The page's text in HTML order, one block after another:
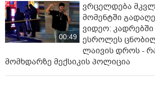
00:49
ვრცელდება
მომენტში
ვიდეო:
ესროლეს
ლაივის დროს -
მომხდარზე მექსიკის პოლიცია